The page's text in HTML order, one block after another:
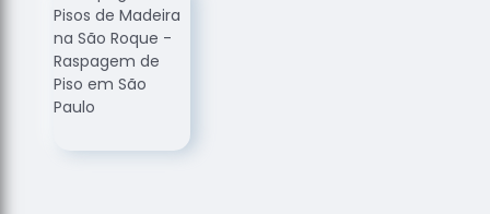
Loja de
Assoalhos
Raspagem
de